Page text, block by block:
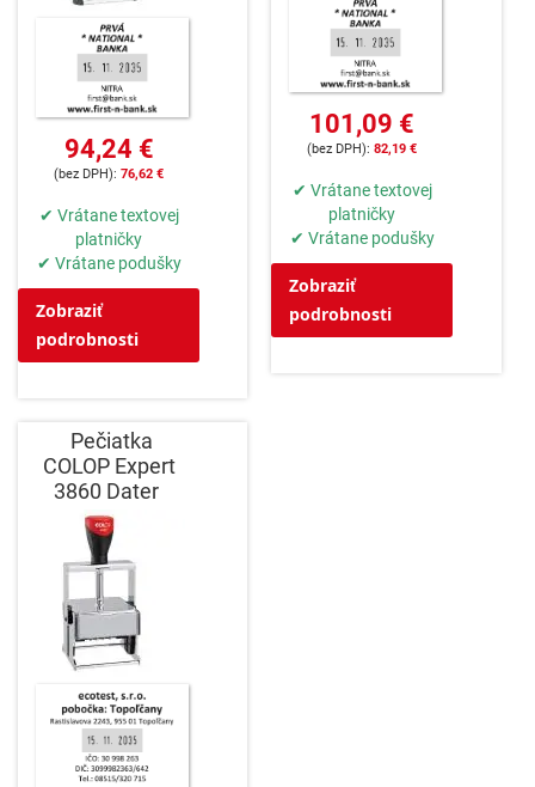
94,24 €
76,62 €
✔ Vrátane textovej
platničky
✔ Vrátane podušky
Zobraziť
podrobnosti
101,09 €
82,19 €
✔ Vrátane textovej
platničky
✔ Vrátane podušky
Zobraziť
podrobnosti
Pečiatka
COLOP Expert
3860 Dater